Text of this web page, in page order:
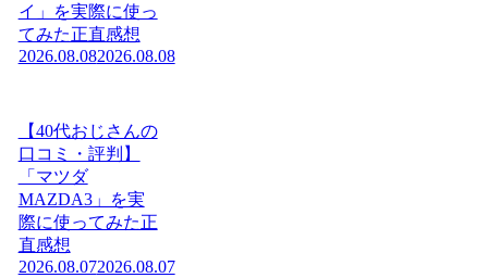
イ」を実際に使っ
てみた正直感想
2026.08.082026.08.08
【40代おじさんの
口コミ・評判】
「マツダ
MAZDA3」を実
際に使ってみた正
直感想
2026.08.072026.08.07